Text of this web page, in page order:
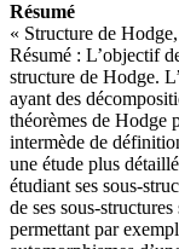
Résumé
« Structure de
Résumé : L’objectif
structure de Hodge.
ayant des
théorèmes de Hodge
intermède de
une étude plus
étudiant ses sous-
de ses sous-
permettant par